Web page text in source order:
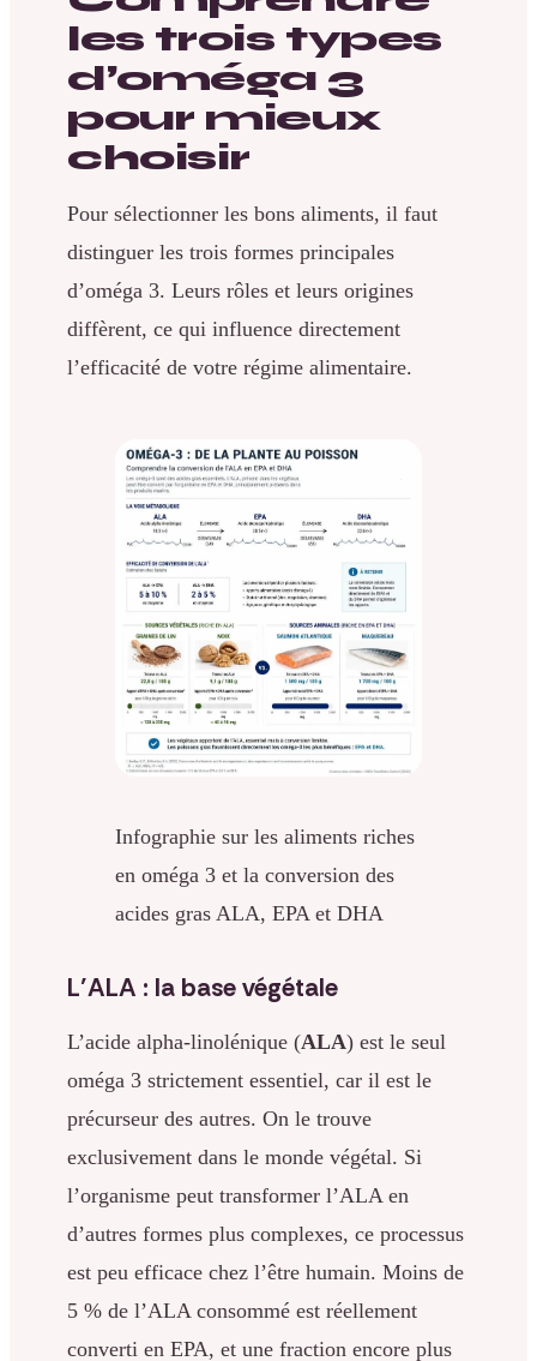
les trois types
d’oméga 3
pour mieux
choisir
Pour sélectionner les bons aliments, il faut
distinguer les trois formes principales
d’oméga 3. Leurs rôles et leurs origines
diffèrent, ce qui influence directement
l’efficacité de votre régime alimentaire.
Infographie sur les aliments riches
en oméga 3 et la conversion des
acides gras ALA, EPA et DHA
L’ALA : la base végétale
L’acide alpha-linolénique (ALA) est le seul
oméga 3 strictement essentiel, car il est le
précurseur des autres. On le trouve
exclusivement dans le monde végétal. Si
l’organisme peut transformer l’ALA en
d’autres formes plus complexes, ce processus
est peu efficace chez l’être humain. Moins de
5 % de l’ALA consommé est réellement
converti en EPA, et une fraction encore plus